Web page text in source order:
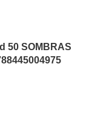
50 SOMBRAS